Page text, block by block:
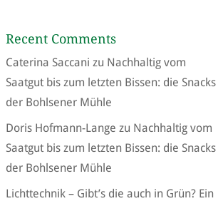
Recent Comments
Caterina Saccani zu Nachhaltig vom
Saatgut bis zum letzten Bissen: die Snacks
der Bohlsener Mühle
Doris Hofmann-Lange zu Nachhaltig vom
Saatgut bis zum letzten Bissen: die Snacks
der Bohlsener Mühle
Lichttechnik – Gibt’s die auch in Grün? Ein